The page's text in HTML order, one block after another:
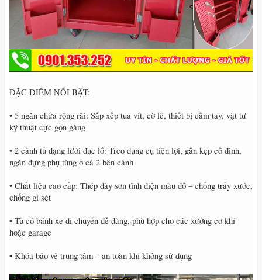
ĐẶC ĐIỂM NỔI BẬT:
• 5 ngăn chứa rộng rãi: Sắp xếp tua vít, cờ lê, thiết bị cầm tay, vật tư
kỹ thuật cực gọn gàng
• 2 cánh tủ dạng lưới đục lỗ: Treo dụng cụ tiện lợi, gắn kẹp cố định,
ngăn đựng phụ tùng ở cả 2 bên cánh
• Chất liệu cao cấp: Thép dày sơn tĩnh điện màu đỏ – chống trầy xước,
chống gỉ sét
• Tủ có bánh xe di chuyển dễ dàng, phù hợp cho các xưởng cơ khí
hoặc garage
• Khóa bảo vệ trung tâm – an toàn khi không sử dụng